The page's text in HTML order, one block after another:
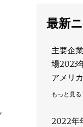
最新
主要企
場2023
アメリ
ョナル
ル、海
もっと見る
2022年